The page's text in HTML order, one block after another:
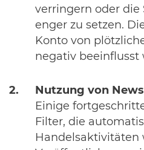
verringern oder die
enger zu setzen.
Konto von
negativ beeinflusst
Nutzung von
Einige
Filter, die
Handelsaktivitäten